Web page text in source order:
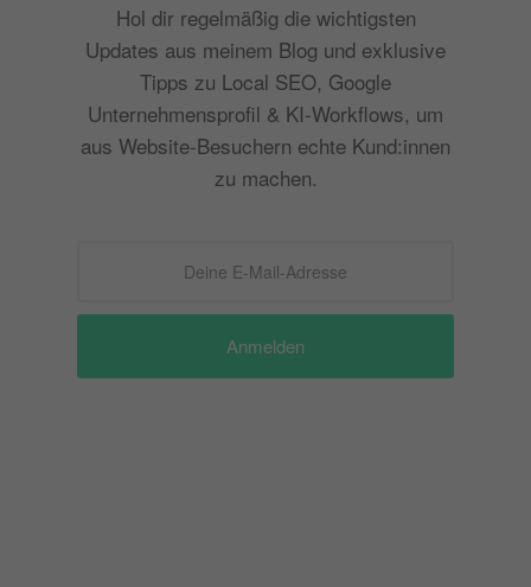
Hol dir regelmäßig die wichtigsten
Updates aus meinem Blog und exklusive
Tipps zu Local SEO, Google
Unternehmensprofil & KI-Workflows, um
aus Website-Besuchern echte Kund:innen
zu machen.
Anmelden